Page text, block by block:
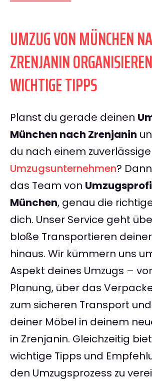
UMZUG VON MÜNCHEN
ZRENJANIN
WICHTIGE TIPPS
Planst du gerade deinen
München nach Zrenjanin
du nach einem
Umzugsunternehmen?
das Team von
München, genau die
dich. Unser Service geht
bloße Transportieren deiner
hinaus. Wir kümmern uns
Aspekt deines Umzugs –
Planung, über das
zum sicheren Transport
deiner Möbel in deinem
in Zrenjanin. Gleichzeitig
wichtige Tipps und
den Umzugsprozess zu